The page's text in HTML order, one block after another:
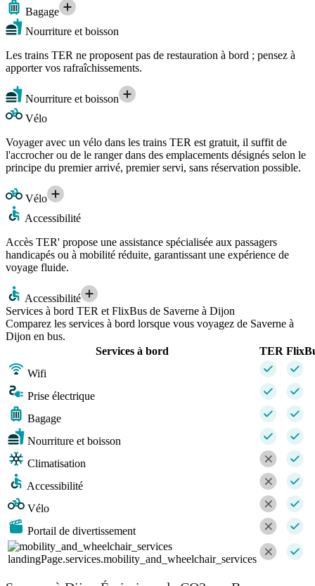
Bagage
Nourriture et boisson
Les trains TER ne proposent pas de restauration à bord ; pensez à
apporter vos rafraîchissements.
Nourriture et boisson
Vélo
Voyager avec un vélo dans les trains TER est gratuit, il suffit de
l'accrocher ou de le ranger dans des emplacements désignés selon le
principe du premier arrivé, premier servi, sans réservation possible.
Vélo
Accessibilité
Accès TER' propose une assistance spécialisée aux passagers
handicapés ou à mobilité réduite, garantissant une expérience de
voyage fluide.
Accessibilité
Services à bord TER et FlixBus de Saverne à Dijon
Comparez les services à bord lorsque vous voyagez de Saverne à
Dijon en bus.
Services à bord
TER
Wifi
Prise électrique
Bagage
Nourriture et boisson
Climatisation
Accessibilité
Vélo
Portail de divertissement
landingPage.services.mobility_and_wheelchair_services